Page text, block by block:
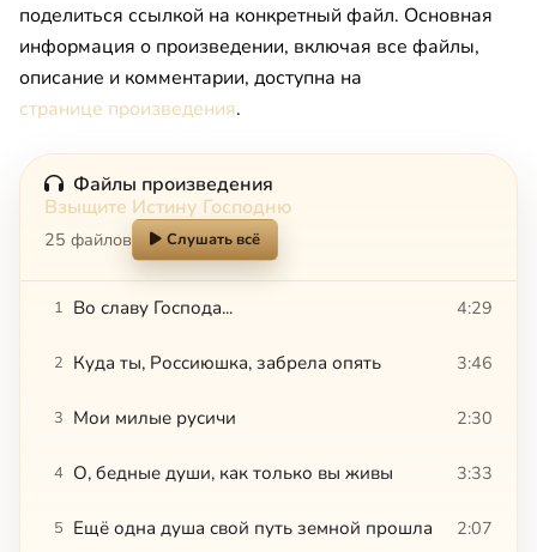
поделиться ссылкой на конкретный файл. Основная
информация о произведении, включая все файлы,
описание и комментарии, доступна на
странице произведения.
Файлы произведения
Взыщите Истину Господню
25 файлов Слушать всё
1 Во славу Господа... 4:29
2 Куда ты, Россиюшка, забрела опять 3:46
3 Мои милые русичи 2:30
4 О, бедные души, как только вы живы 3:33
5 Ещё одна душа свой путь земной прошла 2:07